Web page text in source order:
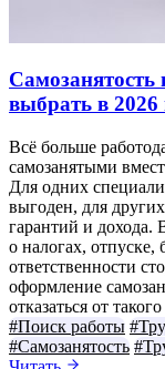
Самозанятость
выбрать в 2026
Всё больше
самозанятыми
Для одних
выгоден, для
гарантий и дохода.
о налогах,
ответственности
оформление
отказаться от
#Поиск работы
#Самозанятость